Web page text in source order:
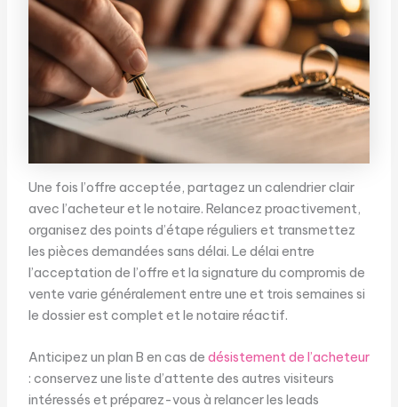
Une fois l’offre acceptée, partagez un calendrier clair
avec l’acheteur et le notaire. Relancez proactivement,
organisez des points d’étape réguliers et transmettez
les pièces demandées sans délai. Le délai entre
l’acceptation de l’offre et la signature du compromis de
vente varie généralement entre une et trois semaines si
le dossier est complet et le notaire réactif.
Anticipez un plan B en cas de désistement de l’acheteur
: conservez une liste d’attente des autres visiteurs
intéressés et préparez-vous à relancer les leads